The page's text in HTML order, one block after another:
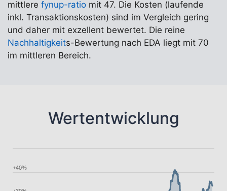
mittlere fynup-ratio mit 47. Die Kosten (laufende
inkl. Transaktionskosten) sind im Vergleich gering
und daher mit exzellent bewertet. Die reine
Nachhaltigkeits-Bewertung nach EDA liegt mit 70
im mittleren Bereich.
Wertentwicklung
+40%